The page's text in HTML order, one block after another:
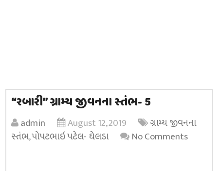
“રબારી” ગ્રામ્ય જીવનના સ્તંભ- 5
admin August 12, 2019
ગ્રામ્ય જીવનના
સ્તંભ,પોપટભાઇ પટેલ- ઘેલડા No Comments